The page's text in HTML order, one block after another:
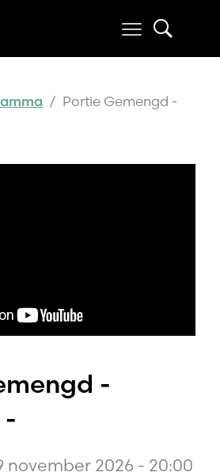
/ Portie Gemengd -
-
-
november 2026 - 20:00